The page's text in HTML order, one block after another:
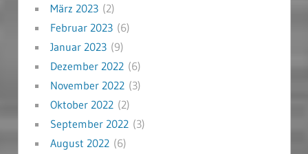
März 2023(2)
Februar 2023(6)
Januar 2023(9)
Dezember 2022(6)
November 2022(3)
Oktober 2022(2)
September 2022(3)
August 2022(6)